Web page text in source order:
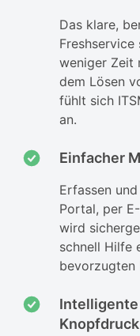
Das klare,
Freshservice
weniger Zeit
dem Lösen
fühlt sich
an.
Einfacher
Erfassen
Portal, per
wird
schnell Hilfe
bevorzugten
Knopfdruck